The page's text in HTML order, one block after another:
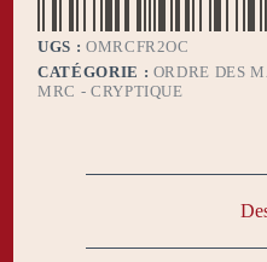
UGS : OMRCFR2OC
CATÉGORIE : ORDRE DES
MRC - CRYPTIQUE